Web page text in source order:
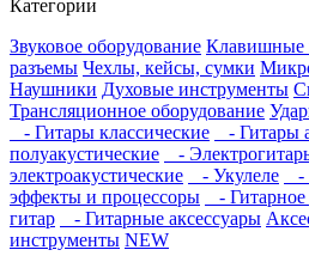
Категории
Звуковое оборудование Клавишные
разъемы Чехлы, кейсы, сумки
Наушники Духовые инструменты
Трансляционное оборудование
- Гитары классические
- Гитары
полуакустические
-
электроакустические
- Укулеле -
эффекты и процессоры
- Гитарное
гитар
- Гитарные аксессуары
инструменты NEW